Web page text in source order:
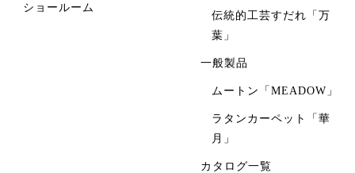
ショールーム
伝統的工芸すだれ「万
葉」
一般製品
ムートン「MEADOW」
ラタンカーペット「華
月」
カタログ一覧